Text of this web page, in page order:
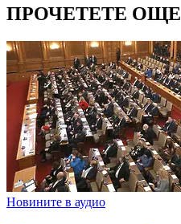
ПРОЧЕТЕТЕ ОЩЕ
Новините в аудио